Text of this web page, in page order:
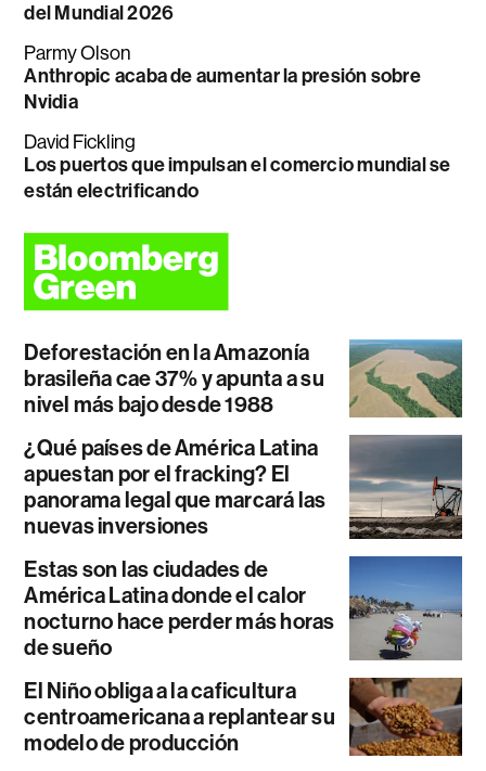
del Mundial 2026
Parmy Olson
Anthropic acaba de aumentar la presión sobre
Nvidia
David Fickling
Los puertos que impulsan el comercio mundial se
están electrificando
Deforestación en la Amazonía
brasileña cae 37% y apunta a su
nivel más bajo desde 1988
¿Qué países de América Latina
apuestan por el fracking? El
panorama legal que marcará las
nuevas inversiones
Estas son las ciudades de
América Latina donde el calor
nocturno hace perder más horas
de sueño
El Niño obliga a la caficultura
centroamericana a replantear su
modelo de producción